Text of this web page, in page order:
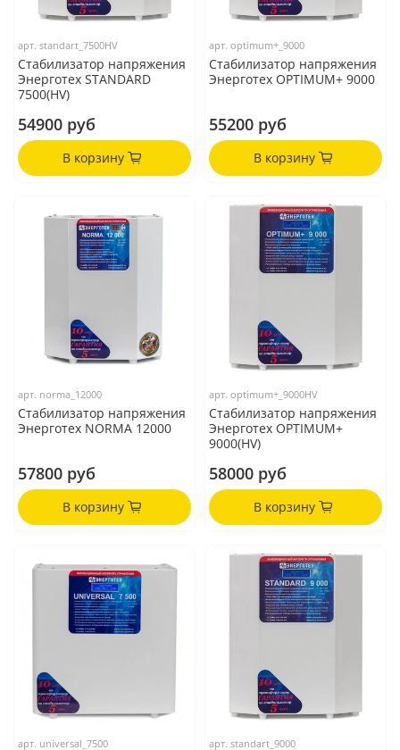
арт.standart_7500HV
Стабилизатор напряжения
Энерготех STANDARD
7500(HV)
54900 руб
В корзину
арт.optimum+_9000
Стабилизатор напряжения
Энерготех OPTIMUM+ 9000
55200 руб
В корзину
арт. norma_12000
Стабилизатор напряжения
Энерготех NORMA 12000
57800 руб
В корзину
арт.optimum+_9000HV
Стабилизатор напряжения
Энерготех OPTIMUM+
9000(HV)
58000 руб
В корзину
арт. universal_7500 арт.standart_9000